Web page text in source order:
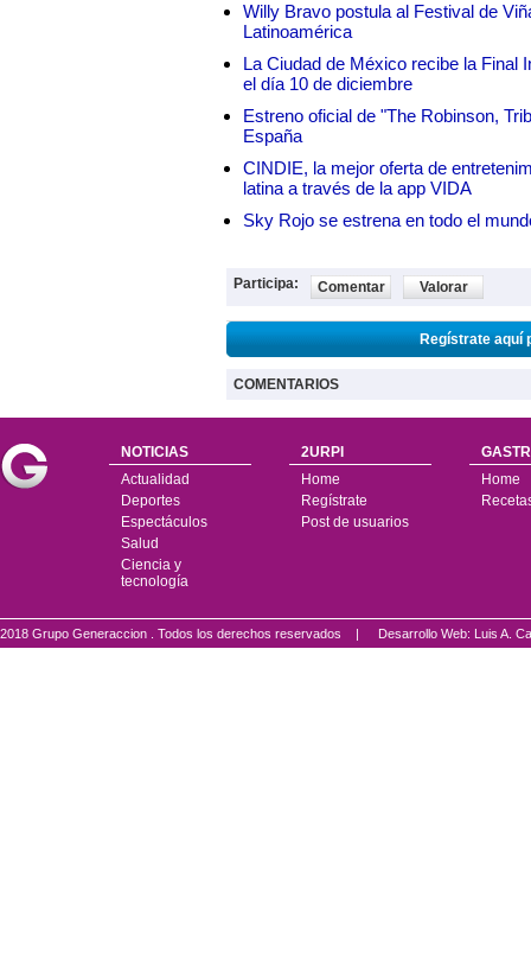
Willy Bravo postula al Festival de
Latinoamérica
La Ciudad de México recibe la Final
el día 10 de diciembre
Estreno oficial de "The Robinson,
España
CINDIE, la mejor oferta de
latina a través de la app VIDA
Sky Rojo se estrena en todo el
Participa: Comentar Valorar
Regístrate aquí
COMENTARIOS
NOTICIAS
Actualidad
Deportes
Espectáculos
Salud
Ciencia y
tecnología
2URPI
Home
Regístrate
Post de usuarios
Home
2018 Grupo Generaccion . Todos los derechos reservados | Desarrollo Web: Luis